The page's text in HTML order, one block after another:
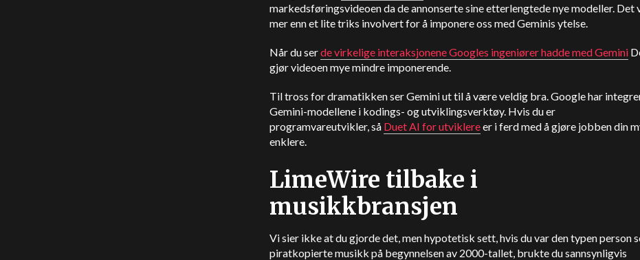
markedsføringsvideoen da de annonserte sine etterlengtede nye modeller. Det
mer enn et lite triks involvert for å imponere oss med Geminis ytelse.
Når du serde virkelige interaksjonene Googles ingeniører hadde med Gemini
gjør videoen mye mindre imponerende.
Til tross for dramatikken ser Gemini ut til å være veldig bra. Google har
Gemini-modellene i kodings- og utviklingsverktøy. Hvis du er
programvareutvikler, så Duet AI for utviklereer i ferd med å gjøre jobben din
enklere.
LimeWire tilbake i
musikkbransjen
Vi sier ikke at du gjorde det, men hypotetisk sett, hvis du var den typen person
piratkopierte musikk på begynnelsen av 2000-tallet, brukte du sannsynligvis